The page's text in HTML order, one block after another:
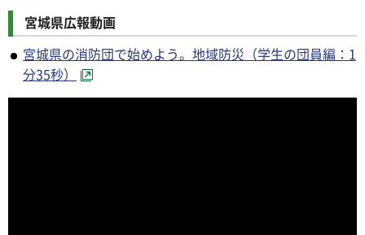
宮城県広報動画
宮城県の消防団で始めよう。地域防災（学生の団員編：1
分35秒）